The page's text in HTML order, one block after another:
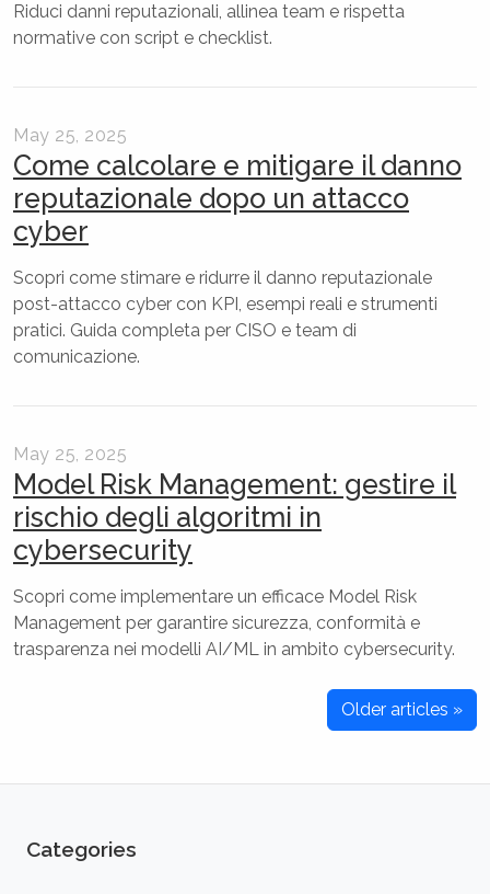
Riduci danni reputazionali, allinea team e rispetta
normative con script e checklist.
May 25, 2025
Come calcolare e mitigare il danno
reputazionale dopo un attacco
cyber
Scopri come stimare e ridurre il danno reputazionale
post-attacco cyber con KPI, esempi reali e strumenti
pratici. Guida completa per CISO e team di
comunicazione.
May 25, 2025
Model Risk Management: gestire il
rischio degli algoritmi in
cybersecurity
Scopri come implementare un efficace Model Risk
Management per garantire sicurezza, conformità e
trasparenza nei modelli AI/ML in ambito cybersecurity.
Older articles »
Categories